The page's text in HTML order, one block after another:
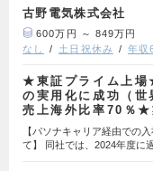
古野電気株式会社
600万円 ～ 849万円
なし
土日祝休み 年収
★東証プライム上場
の実用化に成功（
売上海外比率70％
【パソナキャリア経由での
て】 同社では、2024年度に